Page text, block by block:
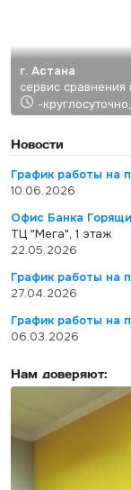
г. Астана
сервис сравнения
-
Новости
График работы на
10.06.2026
Офис Банка
ТЦ "Мега", 1 этаж
22.05.2026
График работы на
27.04.2026
График работы на
06.03.2026
Нам доверяют: